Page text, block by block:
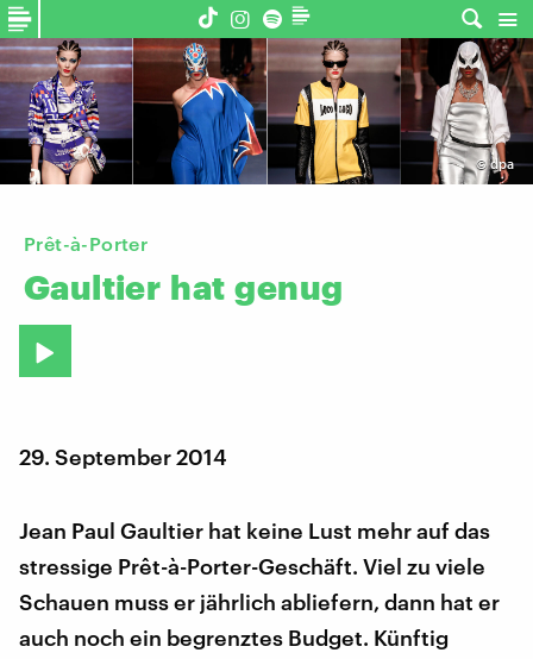
©dpa
Prêt-à-Porter
Gaultier hat genug
29. September 2014
Jean Paul Gaultier hat keine Lust mehr auf das
stressige Prêt-à-Porter-Geschäft. Viel zu viele
Schauen muss er jährlich abliefern, dann hat er
auch noch ein begrenztes Budget. Künftig